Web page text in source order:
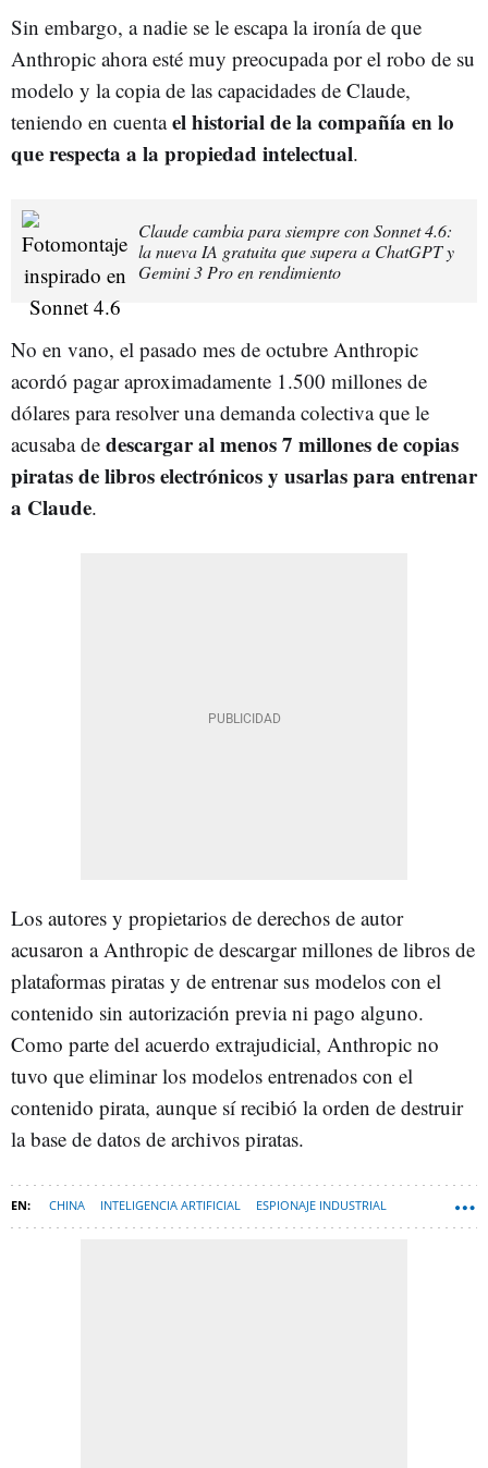
Sin embargo, a nadie se le escapa la ironía de que
Anthropic ahora esté muy preocupada por el robo de su
modelo y la copia de las capacidades de Claude,
teniendo en cuentael historial de la compañía en lo
que respecta a la propiedad intelectual.
Claude cambia para siempre con Sonnet 4.6:
la nueva IA gratuita que supera a ChatGPT y
Gemini 3 Pro en rendimiento
No en vano, el pasado mes de octubre Anthropic
acordó pagar aproximadamente 1.500 millones de
dólares para resolver una demanda colectiva que le
acusaba de descargar al menos 7 millones de copias
piratas de libros electrónicos y usarlas para entrenar
a Claude.
Los autores y propietarios de derechos de autor
acusaron a Anthropic de descargar millones de libros de
plataformas piratas y de entrenar sus modelos con el
contenido sin autorización previa ni pago alguno.
Como parte del acuerdo extrajudicial, Anthropic no
tuvo que eliminar los modelos entrenados con el
contenido pirata, aunque sí recibió la orden de destruir
la base de datos de archivos piratas.
CHINA INTELIGENCIA ARTIFICIAL ESPIONAJE INDUSTRIAL